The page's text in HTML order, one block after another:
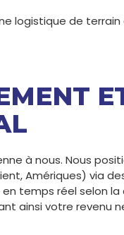
logistique de
à nous. Nous
Amériques) via
temps réel selon
ainsi votre revenu